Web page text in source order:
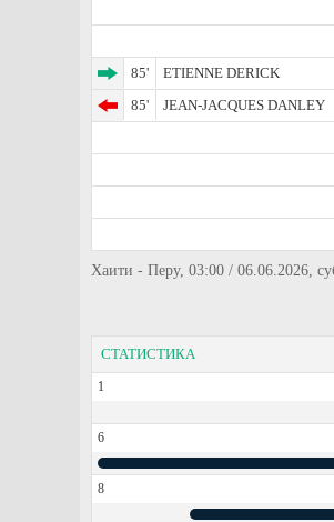
85'
ETIENNE DERICK
85'
JEAN-JACQUES DANLEY
Хаити - Перу, 03:00 / 06.06.2026,
СТАТИСТИКА
1
6
8